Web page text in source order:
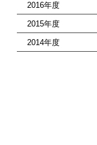
2016年度
2015年度
2014年度